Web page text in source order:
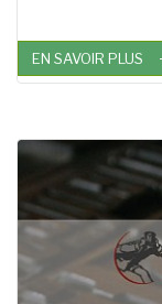
EN SAVOIR PLUS